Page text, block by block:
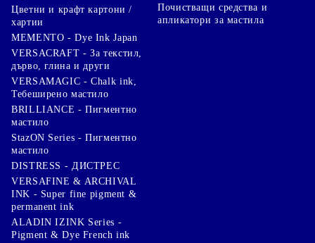
Цветни и крафт картони /
хартии
Почистващи средства и
апликатори за мастила
MEMENTO - Dye Ink Japan
VERSACRAFT - За текстил,
дърво, глина и други
VERSAMAGIC - Chalk ink,
Тебеширено мастило
BRILLIANCE - Пигментно
мастило
StazON Series - Пигментно
мастило
DISTRESS - ДИСТРЕС
VERSAFINE & ARCHIVAL
INK - Super fine pigment &
permanent ink
ALADIN IZINK Series -
Pigment & Dye French ink